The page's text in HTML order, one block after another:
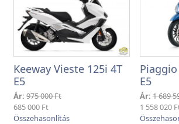
Keeway Vieste 125i 4T
E5
Ár: 975 000 Ft
685 000 Ft
E5
Ár:1 689
1 558 020